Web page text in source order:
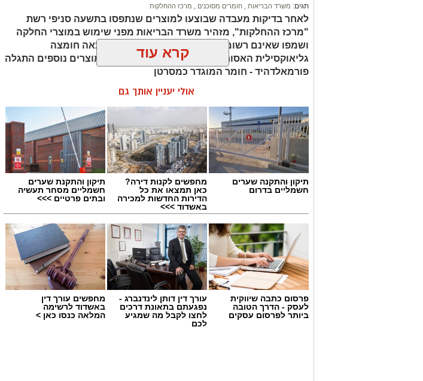
יש לכם מידע חשוב שטרם נחשף? צילומים מאירוע חדשותי? מצאתם טעות
בכתבה? נשמח שתשתפו אותנו
תגים: משרד הבריאות חומרים מסוכנים מרכז ההחלקות
לאחר בדיקות מעבדה שבוצעו למוצרים שנתפסו בתשעה סניפי רשת
"מרכז ההחלקות", מזהיר משרד הבריאות מפני שימוש במוצרי החלקה
ושמפו שאינם רשומים כחוק. בחלק מהמוצרים נמצאה חומצה
גליאוקסילית האסורה לשימוש בהחלקות שיער, ובמוצרים נוספים התגלה
פורמאלדהיד - חומר המוגדר כמסרטן
צילומים: משרד הבריאות
קרא עוד
אולי יעניין אותך גם
תיקון והתקנה שערים
חשמליים בדרום
מחפשים לקנות דירה?
כאן תמצאו את כל
הדירות החדשות למכירה
באשדוד >>>
תיקון והתקנת שערים
חשמליים מסחר תעשיה
ובתים פרטיים >>>
פרסום כתבה שיווקית
לעסק - הדרך הטובה
ביותר לפרסום עסקים
עורך דין דותן לינדנברג -
נפגעתם בתאונת דרכים
לחצו לקבל מה שמגיע
לכם
מחפשים עורך דין
באשדוד לרשימה
המלאה כנסו כאן >